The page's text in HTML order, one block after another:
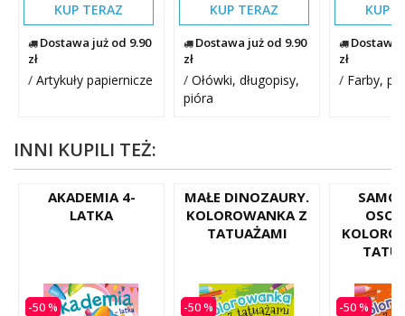
KUP TERAZ
Dostawa już od 9.90
zł
/ Artykuły papiernicze
KUP TERAZ
Dostawa już od 9.90
zł
/ Ołówki, długopisy,
pióra
KUP
Dostawa
zł
/ Farby,
INNI KUPILI TEŻ:
AKADEMIA 4-
LATKA
-50 %
MAŁE DINOZAURY.
KOLOROWANKA Z
TATUAŻAMI
-50 % -50 %